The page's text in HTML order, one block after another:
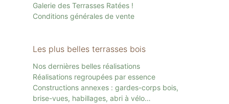
Galerie des Terrasses Ratées !
Conditions générales de vente
Les plus belles terrasses bois
Nos dernières belles réalisations
Réalisations regroupées par essence
Constructions annexes : gardes-corps bois,
brise-vues, habillages, abri à vélo…